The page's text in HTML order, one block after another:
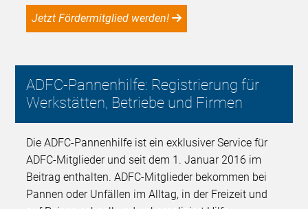
Jetzt Fördermitglied werden!
ADFC-Pannenhilfe: Registrierung für
Werkstätten, Betriebe und Firmen
Die ADFC-Pannenhilfe ist ein exklusiver Service für
ADFC-Mitglieder und seit dem 1. Januar 2016 im
Beitrag enthalten. ADFC-Mitglieder bekommen bei
Pannen oder Unfällen im Alltag, in der Freizeit und